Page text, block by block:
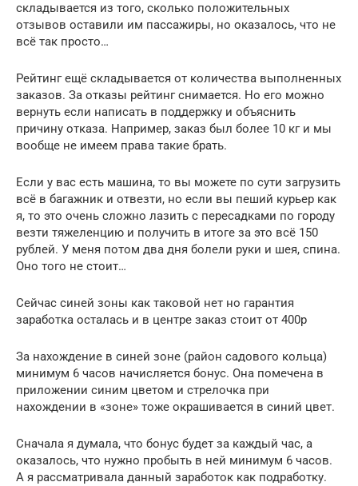
складывается из того, сколько положительных
отзывов оставили им пассажиры, но оказалось, что не
всё так просто…
Рейтинг ещё складывается от количества выполненных
заказов. За отказы рейтинг снимается. Но его можно
вернуть если написать в поддержку и объяснить
причину отказа. Например, заказ был более 10 кг и мы
вообще не имеем права такие брать.
Если у вас есть машина, то вы можете по сути загрузить
всё в багажник и отвезти, но если вы пеший курьер как
я, то это очень сложно лазить с пересадками по городу
везти тяжеленцию и получить в итоге за это всё 150
рублей. У меня потом два дня болели руки и шея, спина.
Оно того не стоит…
Сейчас синей зоны как таковой нет но гарантия
заработка осталась и в центре заказ стоит от 400р
За нахождение в синей зоне (район садового кольца)
минимум 6 часов начисляется бонус. Она помечена в
приложении синим цветом и стрелочка при
нахождении в «зоне» тоже окрашивается в синий цвет.
Сначала я думала, что бонус будет за каждый час, а
оказалось, что нужно пробыть в ней минимум 6 часов.
А я рассматривала данный заработок как подработку.